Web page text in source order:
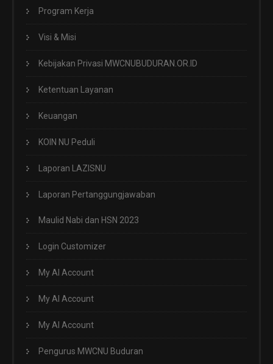
Program Kerja
Visi & Misi
Kebijakan Privasi MWCNUBUDURAN.OR.ID
Ketentuan Layanan
Keuangan
KOIN NU Peduli
Laporan LAZISNU
Laporan Pertanggungjawaban
Maulid Nabi dan HSN 2023
Login Customizer
My AI Account
My AI Account
My AI Account
Pengurus MWCNU Buduran